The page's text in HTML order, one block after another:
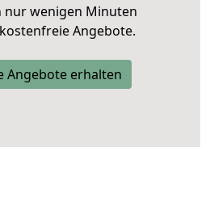
nur wenigen Minuten
Angebote.
Angebote erhalten